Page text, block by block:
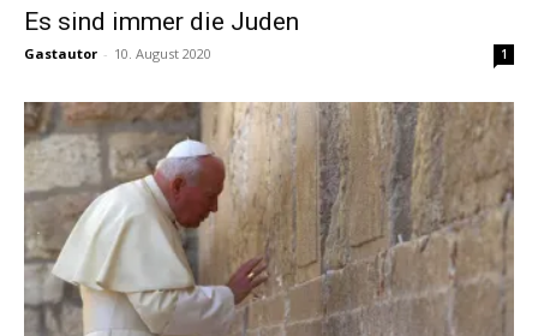
Es sind immer die Juden
Gastautor - 10. August 2020 1